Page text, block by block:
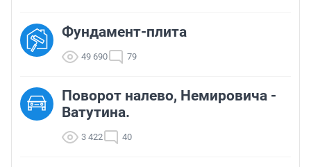
Фундамент-плита
49 690 79
Поворот налево, Немировича -
Ватутина.
3 422 40